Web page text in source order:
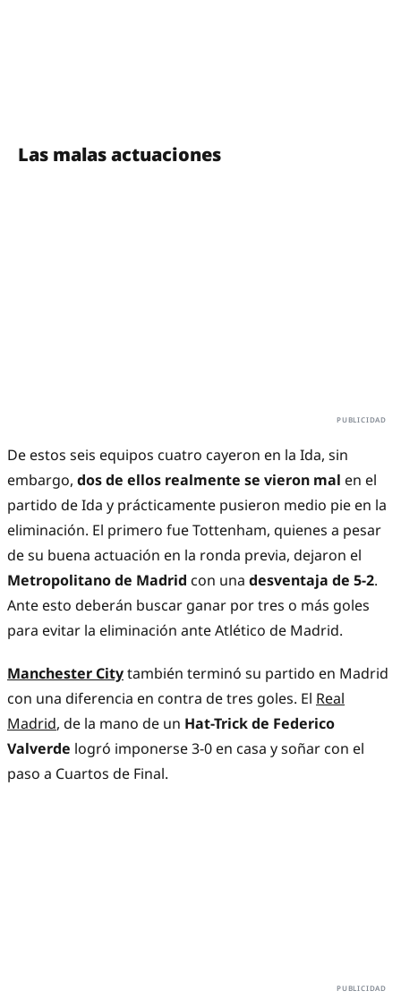
Las malas actuaciones
De estos seis equipos cuatro cayeron en la Ida, sin
embargo, dos de ellos realmente se vieron mal en el
partido de Ida y prácticamente pusieron medio pie en la
eliminación. El primero fue Tottenham, quienes a pesar
de su buena actuación en la ronda previa, dejaron el
Metropolitano de Madrid con una desventaja de 5-2.
Ante esto deberán buscar ganar por tres o más goles
para evitar la eliminación ante Atlético de Madrid.
Manchester Citytambién terminó su partido en Madrid
con una diferencia en contra de tres goles. El Real
Madrid, de la mano de un Hat-Trick de Federico
Valverde logró imponerse 3-0 en casa y soñar con el
paso a Cuartos de Final.